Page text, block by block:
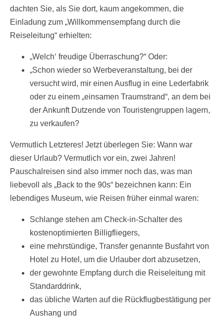
dachten Sie, als Sie dort, kaum angekommen, die
Einladung zum „Willkommensempfang durch die
Reiseleitung“ erhielten:
„Welch‘ freudige Überraschung?“ Oder:
„Schon wieder so Werbeveranstaltung, bei der
versucht wird, mir einen Ausflug in eine Lederfabrik
oder zu einem „einsamen Traumstrand“, an dem bei
der Ankunft Dutzende von Touristengruppen lagern,
zu verkaufen?
Vermutlich Letzteres! Jetzt überlegen Sie: Wann war
dieser Urlaub? Vermutlich vor ein, zwei Jahren!
Pauschalreisen sind also immer noch das, was man
liebevoll als „Back to the 90s“ bezeichnen kann: Ein
lebendiges Museum, wie Reisen früher einmal waren:
Schlange stehen am Check-in-Schalter des
kostenoptimierten Billigfliegers,
eine mehrstündige, Transfer genannte Busfahrt von
Hotel zu Hotel, um die Urlauber dort abzusetzen,
der gewohnte Empfang durch die Reiseleitung mit
Standarddrink,
das übliche Warten auf die Rückflugbestätigung per
Aushang und